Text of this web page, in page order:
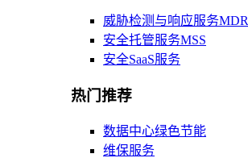
威胁检测与响应服务MDR
安全托管服务MSS
安全SaaS服务
热门推荐
数据中心绿色节能
维保服务